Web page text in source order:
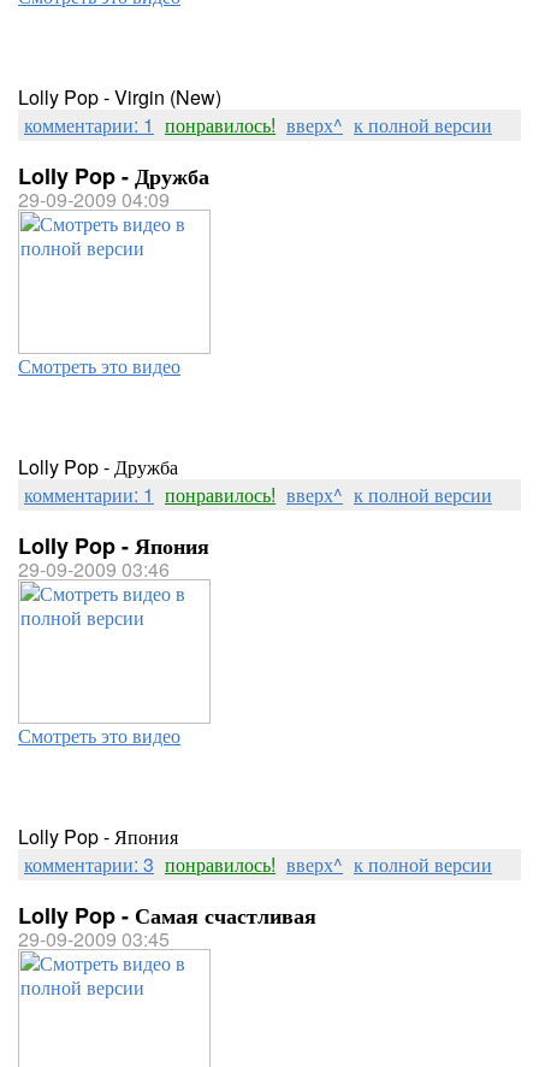
Lolly Pop - Virgin (New)
комментарии: 1 понравилось! вверх^ к полной версии
Lolly Pop - Дружба
29-09-2009 04:09
Смотреть это видео
Lolly Pop - Дружба
комментарии: 1 понравилось! вверх^ к полной версии
Lolly Pop - Япония
29-09-2009 03:46
Смотреть это видео
Lolly Pop - Япония
комментарии: 3 понравилось! вверх^ к полной версии
Lolly Pop - Самая счастливая
29-09-2009 03:45